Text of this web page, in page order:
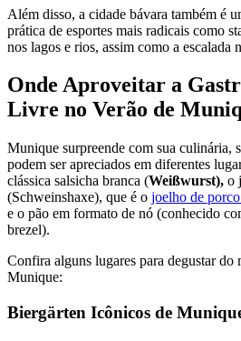
Além disso, a cidade bávara também é
prática de esportes mais radicais como
nos lagos e rios, assim como a escalada
Onde Aproveitar a
Livre no Verão de
Munique surpreende com sua culinária,
podem ser apreciados em diferentes
clássica salsicha branca (Weißwurst), o
(Schweinshaxe), que é o joelho de
e o pão em formato de nó (conhecido
brezel).
Confira alguns lugares para degustar do
Munique:
Biergärten Icônicos de